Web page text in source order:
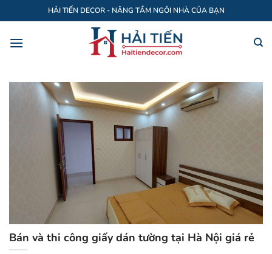
qua
nội
HẢI TIẾN DECOR - NÂNG TẦM NGÔI NHÀ CỦA BẠN
Bán và thi công giấy dán tường tại Hà Nội giá rẻ